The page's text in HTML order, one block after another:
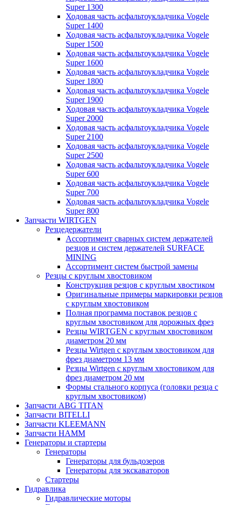
Super 1300
Ходовая часть асфальтоукладчика Vogele
Super 1400
Ходовая часть асфальтоукладчика Vogele
Super 1500
Ходовая часть асфальтоукладчика Vogele
Super 1600
Ходовая часть асфальтоукладчика Vogele
Super 1800
Ходовая часть асфальтоукладчика Vogele
Super 1900
Ходовая часть асфальтоукладчика Vogele
Super 2000
Ходовая часть асфальтоукладчика Vogele
Super 2100
Ходовая часть асфальтоукладчика Vogele
Super 2500
Ходовая часть асфальтоукладчика Vogele
Super 600
Ходовая часть асфальтоукладчика Vogele
Super 700
Ходовая часть асфальтоукладчика Vogele
Super 800
Запчасти WIRTGEN
Резцедержатели
Ассортимент сварных систем держателей
резцов и систем держателей SURFACE
MINING
Ассортимент систем быстрой замены
Резцы с круглым хвостовиком
Конструкция резцов с круглым хвостиком
Оригинальные примеры маркировки резцов
с круглым хвостовиком
Полная программа поставок резцов с
круглым хвостовиком для дорожных фрез
Резцы WIRTGEN с круглым хвостовиком
диаметром 20 мм
Резцы Wirtgen с круглым хвостовиком для
фрез диаметром 13 мм
Резцы Wirtgen с круглым хвостовиком для
фрез диаметром 20 мм
Формы стального корпуса (головки резца с
круглым хвостовиком)
Запчасти ABG TITAN
Запчасти BITELLI
Запчасти KLEEMANN
Запчасти HAMM
Генераторы и стартеры
Генераторы
Генераторы для бульдозеров
Генераторы для экскаваторов
Стартеры
Гидравлика
Гидравлические моторы